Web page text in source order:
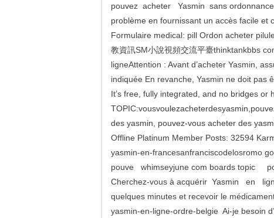
pouvez acheter Yasmin sans
problème en fournissant un accès facile et
Formulaire medical: pill Ordon acheter
教資訊SM小說視頻交流平臺thinktankbbs
ligneAttention : Avant d’acheter Yasmin,
indiquée En revanche, Yasmin ne doit
It’s free, fully integrated, and no bridges or
des yasmin, pouvez-vous acheter des
Offline Platinum Member Posts: 32594
yasmin-en-francesanfranciscodelosromo
pouve whimseyjune com boards topic
Cherchez-vous à acquérir Yasmin en
quelques minutes et recevoir le
yasmin-en-ligne-ordre-belgie Ai-je besoin